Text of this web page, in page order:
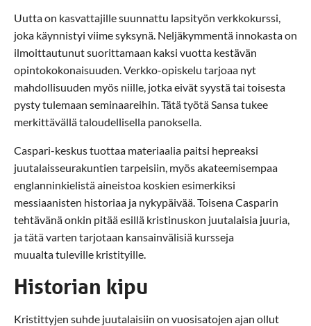
Uutta on kasvattajille suunnattu lapsityön verkkokurssi,
joka käynnistyi viime syksynä. Neljäkymmentä innokasta on
ilmoittautunut suorittamaan kaksi vuotta kestävän
opintokokonaisuuden. Verkko-opiskelu tarjoaa nyt
mahdollisuuden myös niille, jotka eivät syystä tai toisesta
pysty tulemaan seminaareihin. Tätä työtä Sansa tukee
merkittävällä taloudellisella panoksella.
Caspari-keskus tuottaa materiaalia paitsi hepreaksi
juutalaisseurakuntien tarpeisiin, myös akateemisempaa
englanninkielistä aineistoa koskien esimerkiksi
messiaanisten historiaa ja nykypäivää. Toisena Casparin
tehtävänä onkin pitää esillä kristinuskon juutalaisia juuria,
ja tätä varten tarjotaan kansainvälisiä kursseja
muualta tuleville kristityille.
Historian kipu
Kristittyjen suhde juutalaisiin on vuosisatojen ajan ollut